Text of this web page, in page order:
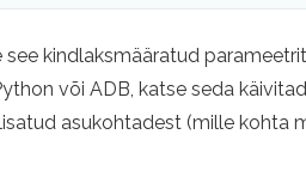
kindlaksmääratud
või ADB, katse seda
asukohtadest (mille kohta